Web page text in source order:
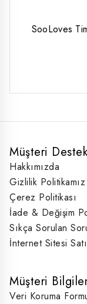
SooLoves
Müşteri Destek
Hakkımızda
Gizlilik Politikamız
Çerez Politikası
İade & Değişim
Sıkça Sorulan
İnternet Sitesi
Müşteri
Veri Koruma